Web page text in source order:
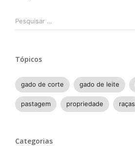
por:
Tópicos
gado de corte gado de leite
pastagem propriedade raças
Categorias